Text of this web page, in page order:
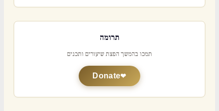
תרומה
תמכו בהמשך הפצת שיעורים ותכנים
Donate